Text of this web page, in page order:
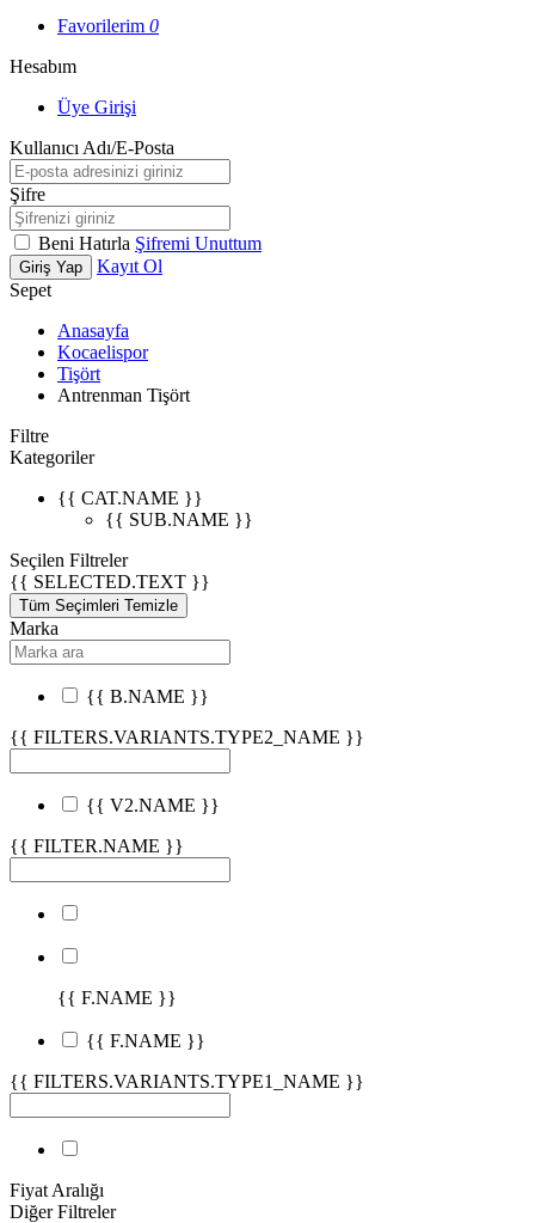
Favorilerim 0
Hesabım
Üye Girişi
Kullanıcı Adı/E-Posta
Şifre
Beni Hatırla Şifremi Unuttum
Giriş Yap
Kayıt Ol
Sepet
Anasayfa
Kocaelispor
Tişört
Antrenman Tişört
Filtre
Kategoriler
{{ CAT.NAME }}
{{ SUB.NAME }}
Seçilen Filtreler
{{ SELECTED.TEXT }}
Tüm Seçimleri Temizle
Marka
{{ B.NAME }}
{{ FILTERS.VARIANTS.TYPE2_NAME }}
{{ V2.NAME }}
{{ FILTER.NAME }}
{{ F.NAME }}
{{ F.NAME }}
{{ FILTERS.VARIANTS.TYPE1_NAME }}
Fiyat Aralığı
Diğer Filtreler